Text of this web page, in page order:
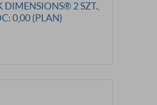
DIMENSIONS® 2 SZT.,
0,00 (PLAN)